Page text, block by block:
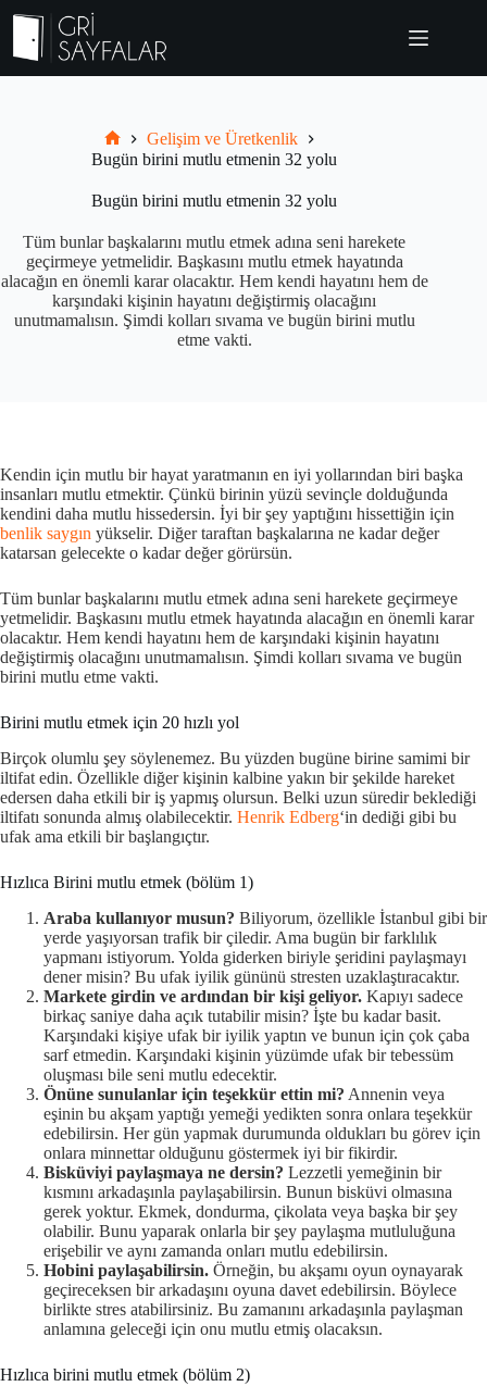
content
Grisayfalar.com
Gelişim ve Üretkenlik
Bugün birini mutlu etmenin 32 yolu
Bugün birini mutlu etmenin 32 yolu
Tüm bunlar başkalarını mutlu etmek adına seni harekete
geçirmeye yetmelidir. Başkasını mutlu etmek hayatında
alacağın en önemli karar olacaktır. Hem kendi hayatını hem de
karşındaki kişinin hayatını değiştirmiş olacağını
unutmamalısın. Şimdi kolları sıvama ve bugün birini mutlu
etme vakti.
Kendin için mutlu bir hayat yaratmanın en iyi yollarından biri başka
insanları mutlu etmektir. Çünkü birinin yüzü sevinçle dolduğunda
kendini daha mutlu hissedersin. İyi bir şey yaptığını hissettiğin için
benlik saygın yükselir. Diğer taraftan başkalarına ne kadar değer
katarsan gelecekte o kadar değer görürsün.
Tüm bunlar başkalarını mutlu etmek adına seni harekete geçirmeye
yetmelidir. Başkasını mutlu etmek hayatında alacağın en önemli karar
olacaktır. Hem kendi hayatını hem de karşındaki kişinin hayatını
değiştirmiş olacağını unutmamalısın. Şimdi kolları sıvama ve bugün
birini mutlu etme vakti.
Birini mutlu etmek için 20 hızlı yol
Birçok olumlu şey söylenemez. Bu yüzden bugüne birine samimi bir
iltifat edin. Özellikle diğer kişinin kalbine yakın bir şekilde hareket
edersen daha etkili bir iş yapmış olursun. Belki uzun süredir beklediği
iltifatı sonunda almış olabilecektir. Henrik Edberg‘in dediği gibi bu
ufak ama etkili bir başlangıçtır.
Hızlıca Birini mutlu etmek (bölüm 1)
Araba kullanıyor musun? Biliyorum, özellikle İstanbul gibi bir
yerde yaşıyorsan trafik bir çiledir. Ama bugün bir farklılık
yapmanı istiyorum. Yolda giderken biriyle şeridini paylaşmayı
dener misin? Bu ufak iyilik gününü stresten uzaklaştıracaktır.
Markete girdin ve ardından bir kişi geliyor. Kapıyı sadece
birkaç saniye daha açık tutabilir misin? İşte bu kadar basit.
Karşındaki kişiye ufak bir iyilik yaptın ve bunun için çok çaba
sarf etmedin. Karşındaki kişinin yüzümde ufak bir tebessüm
oluşması bile seni mutlu edecektir.
Önüne sunulanlar için teşekkür ettin mi? Annenin veya
eşinin bu akşam yaptığı yemeği yedikten sonra onlara teşekkür
edebilirsin. Her gün yapmak durumunda oldukları bu görev için
onlara minnettar olduğunu göstermek iyi bir fikirdir.
Bisküviyi paylaşmaya ne dersin? Lezzetli yemeğinin bir
kısmını arkadaşınla paylaşabilirsin. Bunun bisküvi olmasına
gerek yoktur. Ekmek, dondurma, çikolata veya başka bir şey
olabilir. Bunu yaparak onlarla bir şey paylaşma mutluluğuna
erişebilir ve aynı zamanda onları mutlu edebilirsin.
Hobini paylaşabilirsin. Örneğin, bu akşamı oyun oynayarak
geçireceksen bir arkadaşını oyuna davet edebilirsin. Böylece
birlikte stres atabilirsiniz. Bu zamanını arkadaşınla paylaşman
anlamına geleceği için onu mutlu etmiş olacaksın.
Hızlıca birini mutlu etmek (bölüm 2)